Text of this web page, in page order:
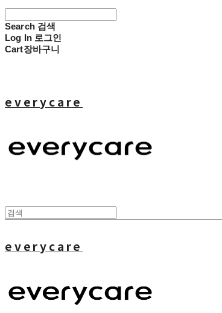
Search 검색
Log In 로그인
Cart장바구니
everycare
everycare